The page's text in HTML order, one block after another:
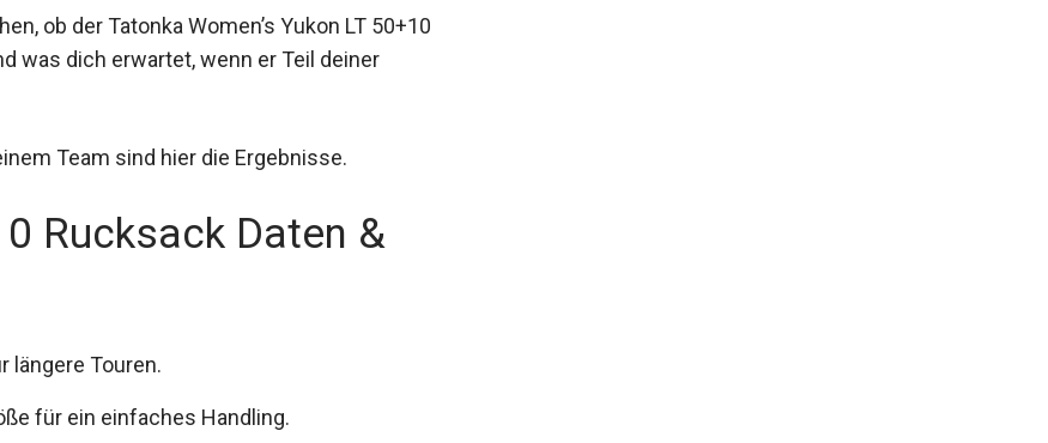
ob der Tatonka Women’s Yukon LT 50+10
was dich erwartet, wenn er Teil deiner
Team sind hier die Ergebnisse.
Rucksack Daten &
längere Touren.
für ein einfaches Handling.